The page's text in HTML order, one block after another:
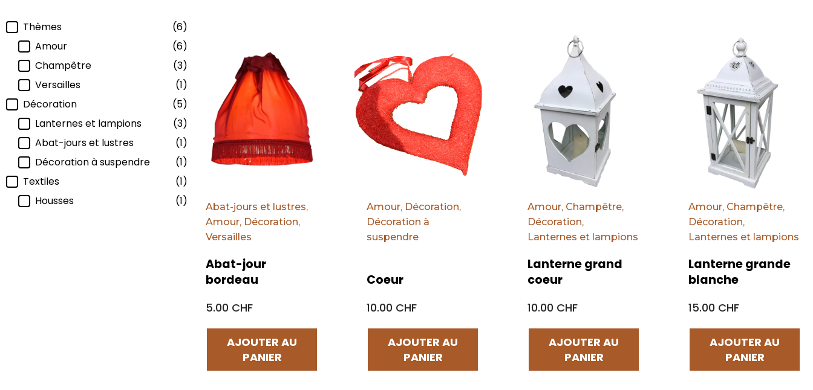
Filtre-categorie
Thèmes
(6)
Amour
(6)
Champêtre
(3)
Versailles
(1)
Décoration
(5)
Lanternes et lampions
(3)
Abat-jours et lustres
(1)
Décoration à suspendre
(1)
Textiles
(1)
Housses
(1) Abat-jours et lustres,
Amour, Décoration,
Versailles
Abat-jour
bordeau
5.00 CHF
AJOUTER AU
PANIER
Amour, Décoration,
Décoration à
suspendre
Coeur
10.00 CHF
AJOUTER AU
PANIER
Amour, Champêtre,
Décoration,
Lanternes et lampions
Lanterne grand
coeur
10.00 CHF
AJOUTER AU
PANIER
Amour, Champêtre,
Décoration,
Lanternes et lampions
Lanterne grande
blanche
15.00 CHF
AJOUTER AU
PANIER